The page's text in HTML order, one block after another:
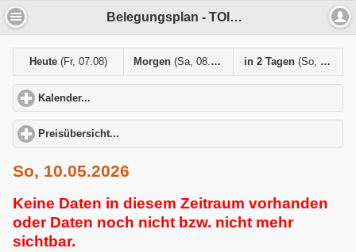
Belegungsplan - TOIMS MTV Karlsruhe
Heute (Fr, 07.08) Morgen(Sa, 08.08) in 2 Tagen (So, 09.08)
Kalender...
Preisübersicht...
So, 10.05.2026
Keine Daten in diesem Zeitraum vorhanden
oder Daten noch nicht bzw. nicht mehr
sichtbar.